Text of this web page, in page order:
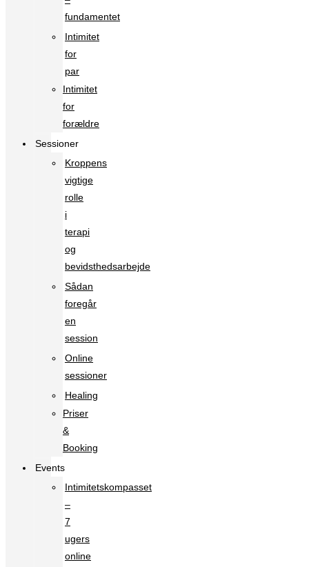
fundamentet
Intimitet
for
par
Intimitet
for
forældre
Sessioner
Kroppens
vigtige
rolle
i
terapi
og
bevidsthedsarbejde
Sådan
foregår
en
session
Online
sessioner
Healing
Priser
&
Booking
Events
Intimitetskompasset
–
7
ugers
online